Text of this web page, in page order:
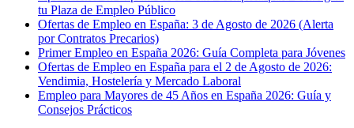
tu Plaza de Empleo Público
Ofertas de Empleo en España: 3 de Agosto de 2026 (Alerta
por Contratos Precarios)
Primer Empleo en España 2026: Guía Completa para Jóvenes
Ofertas de Empleo en España para el 2 de Agosto de 2026:
Vendimia, Hostelería y Mercado Laboral
Empleo para Mayores de 45 Años en España 2026: Guía y
Consejos Prácticos